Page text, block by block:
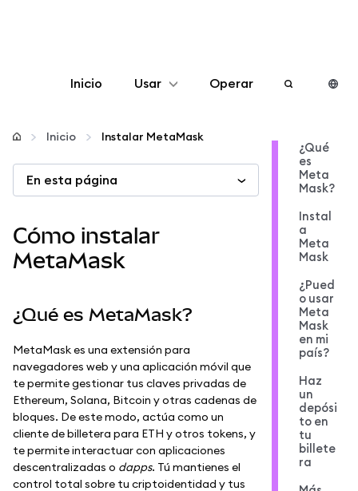
Inicio Usar
Configurar
Gestionar criptomonedas
Manténgase a salvo
Operar
Inicio Instalar MetaMask
En esta página
Cómo instalar
MetaMask
¿Qué es MetaMask?
MetaMask es una extensión para
navegadores web y una aplicación móvil que
te permite gestionar tus claves privadas de
Ethereum, Solana, Bitcoin y otras cadenas de
bloques. De este modo, actúa como un
cliente de billetera para ETH y otros tokens, y
te permite interactuar con aplicaciones
descentralizadas o dapps. Tú mantienes el
control total sobre tu criptoidentidad y tus
¿Qué
es
Meta
Mask?
Instal
a
Meta
Mask
¿Pued
o usar
Meta
Mask
en mi
país?
Haz
un
depósi
to en
tu
billete
ra